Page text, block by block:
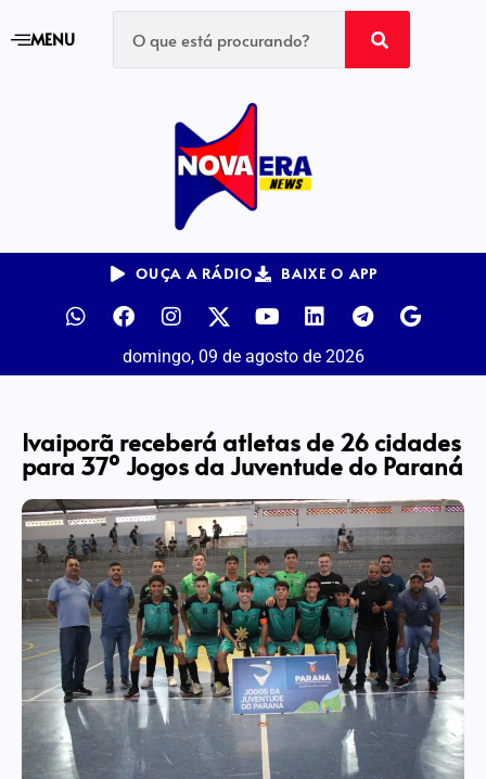
MENU
OUÇA A RÁDIO BAIXE O APP
domingo, 09 de agosto de 2026
Ivaiporã receberá atletas de 26 cidades
para 37º Jogos da Juventude do Paraná